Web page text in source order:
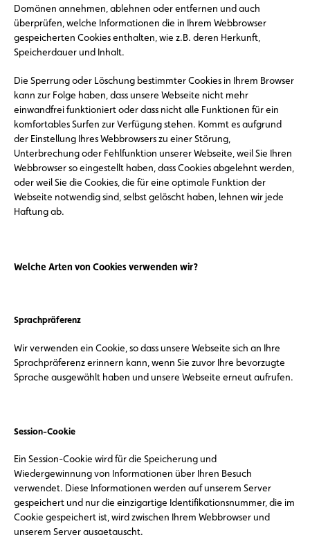
Domänen annehmen, ablehnen oder entfernen und auch
überprüfen, welche Informationen die in Ihrem Webbrowser
gespeicherten Cookies enthalten, wie z.B. deren Herkunft,
Speicherdauer und Inhalt.
Die Sperrung oder Löschung bestimmter Cookies in Ihrem Browser
kann zur Folge haben, dass unsere Webseite nicht mehr
einwandfrei funktioniert oder dass nicht alle Funktionen für ein
komfortables Surfen zur Verfügung stehen. Kommt es aufgrund
der Einstellung Ihres Webbrowsers zu einer Störung,
Unterbrechung oder Fehlfunktion unserer Webseite, weil Sie Ihren
Webbrowser so eingestellt haben, dass Cookies abgelehnt werden,
oder weil Sie die Cookies, die für eine optimale Funktion der
Webseite notwendig sind, selbst gelöscht haben, lehnen wir jede
Haftung ab.
Welche Arten von Cookies verwenden wir?
Sprachpräferenz
Wir verwenden ein Cookie, so dass unsere Webseite sich an Ihre
Sprachpräferenz erinnern kann, wenn Sie zuvor Ihre bevorzugte
Sprache ausgewählt haben und unsere Webseite erneut aufrufen.
Session-Cookie
Ein Session-Cookie wird für die Speicherung und
Wiedergewinnung von Informationen über Ihren Besuch
verwendet. Diese Informationen werden auf unserem Server
gespeichert und nur die einzigartige Identifikationsnummer, die im
Cookie gespeichert ist, wird zwischen Ihrem Webbrowser und
unserem Server ausgetauscht.